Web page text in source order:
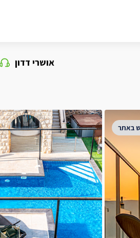
אושרי דדון